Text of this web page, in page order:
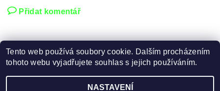
Přidat komentář
Zboží.cz | Heureka.cz
Tento web používá soubory cookie. Dalším procházením
tohoto webu vyjadřujete souhlas s jejich používáním.
NASTAVENÍ